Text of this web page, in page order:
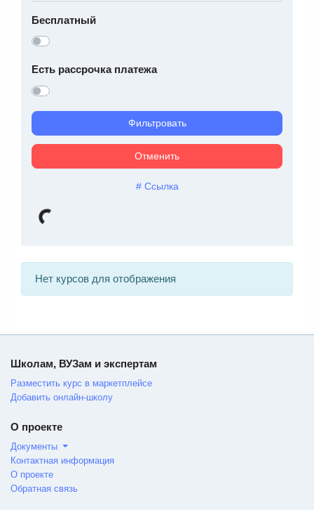
Бесплатный
Есть рассрочка платежа
Фильтровать
Отменить
# Ссылка
Нет курсов для отображения
Школам, ВУЗам и экспертам
Разместить курс в маркетплейсе
Добавить онлайн-школу
О проекте
Документы
Контактная информация
О проекте
Обратная связь